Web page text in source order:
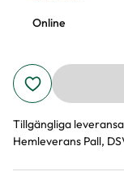
Online
Tillgängliga
Hemleverans Pall,